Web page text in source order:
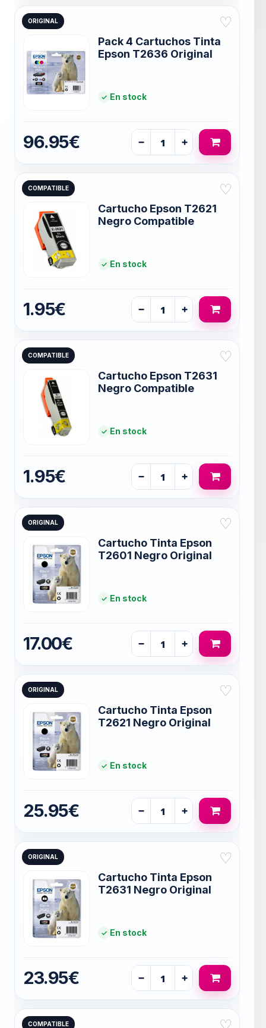
ORIGINAL ♡
Pack 4 Cartuchos Tinta
Epson T2636 Original
En stock
96.95€ − +
COMPATIBLE ♡
Cartucho Epson T2621
Negro Compatible
En stock
1.95€ − +
COMPATIBLE ♡
Cartucho Epson T2631
Negro Compatible
En stock
1.95€ − +
ORIGINAL ♡
Cartucho Tinta Epson
T2601 Negro Original
En stock
17.00€ − +
ORIGINAL ♡
Cartucho Tinta Epson
T2621 Negro Original
En stock
25.95€ − +
ORIGINAL ♡
Cartucho Tinta Epson
T2631 Negro Original
En stock
23.95€ − +
COMPATIBLE